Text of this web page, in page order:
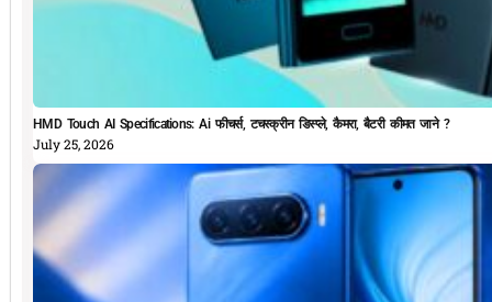
HMD Touch AI Specifications: Ai फीचर्स, टचस्क्रीन डिस्प्ले, कैमरा, बैटरी कीमत जाने ?
July 25, 2026